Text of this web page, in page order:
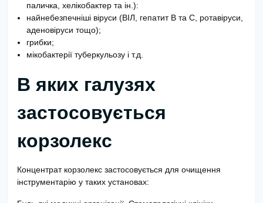
паличка, хелікобактер та ін.):
найнебезпечніші віруси (ВІЛ, гепатит В та С, ротавіруси,
аденовіруси тощо);
грибки;
мікобактерії туберкульозу і т.д.
В яких галузях
застосовується
корзолекс
Концентрат корзолекс застосовується для очищення
інструментарію у таких установах: